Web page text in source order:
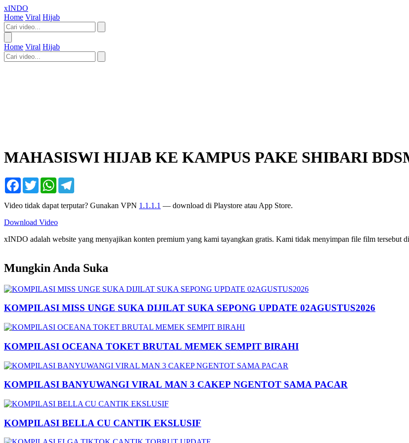
xINDO
Home Viral Hijab
Home Viral Hijab
MAHASISWI HIJAB KE KAMPUS PAKE SHIBARI
Facebook
TwitterWhatsApp
Video tidak dapat terputar? Gunakan VPN 1.1.1.1 — download di Playstore atau App Store.
Download Video
xINDO adalah website yang menyajikan konten premium yang kami tayangkan gratis. Kami tidak menyimpan file film tersebut
Mungkin Anda Suka
KOMPILASI MISS UNGE SUKA DIJILAT SUKA SEPONG UPDATE 02AGUSTUS2026
KOMPILASI OCEANA TOKET BRUTAL MEMEK SEMPIT BIRAHI
KOMPILASI BANYUWANGI VIRAL MAN 3 CAKEP NGENTOT SAMA PACAR
KOMPILASI BELLA CU CANTIK EKSLUSIF